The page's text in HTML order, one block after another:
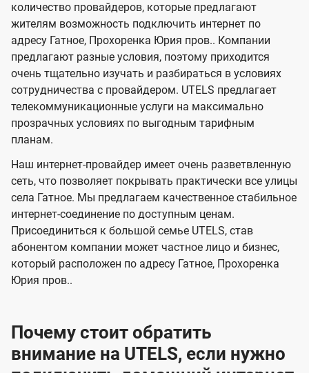
U
t
e
l
s
е
л
е
в
и
д
е
н
и
я
е
л
е
в
и
д
е
и
я
количество провайдеров, которые предлагают
жителям возможность подключить интернет по
адресу Гатное, Прохоренка Юрия пров.. Компании
предлагают разные условия, поэтому приходится
очень тщательно изучать и разбираться в условиях
сотрудничества с провайдером. UTELS предлагает
телекоммуникационные услуги на максимально
прозрачных условиях по выгодным тарифным
планам.
Наш интернет-провайдер имеет очень разветвленную
сеть, что позволяет покрывать практически все улицы
села Гатное. Мы предлагаем качественное стабильное
интернет-соединение по доступным ценам.
Присоединиться к большой семье UTELS, став
абонентом компании может частное лицо и бизнес,
который расположен по адресу Гатное, Прохоренка
Юрия пров..
Почему стоит обратить
внимание на UTELS, если нужно